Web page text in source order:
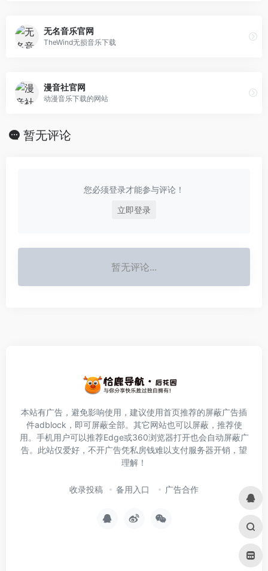
无名音乐官网
TheWind无损音乐下载
漫音社官网
动漫音乐下载的网站
暂无评论
您必须登录才能参与评论！
立即登录
暂无评论...
本站有广告，避免影响使用，建议使用首页推荐的屏蔽广告插
件adblock ，即可屏蔽全部。其它网站也可以屏蔽，推荐使
用。手机用户可以推荐Edge或360浏览器打开也会自动屏蔽广
告。此站仅爱好，不开广告凭私房钱难以支付服务器开销，望
理解！
收录投稿 备用入口 广告合作